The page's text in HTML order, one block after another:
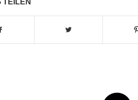
TEILEN